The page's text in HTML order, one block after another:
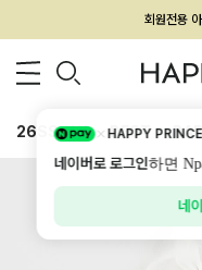
회원전용
멤
26SS 신상 BEST
HAPPY PRINCE
네이버로 로그인하면
네